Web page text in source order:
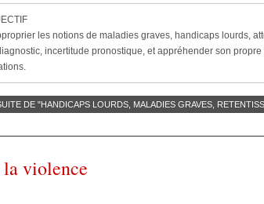
les notions de maladies graves, handicaps lourds,
incertitude pronostique, et appréhender son
DE "HANDICAPS LOURDS, MALADIES GRAVES,
la violence